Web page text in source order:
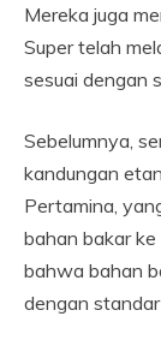
Mereka juga
Super telah
sesuai dengan
Sebelumnya,
kandungan
Pertamina,
bahan bakar ke
bahwa bahan
dengan